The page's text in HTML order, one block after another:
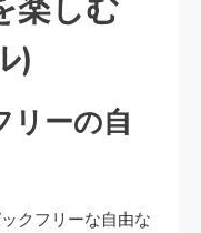
楽しむ
)
リーの自
クフリーな自由な